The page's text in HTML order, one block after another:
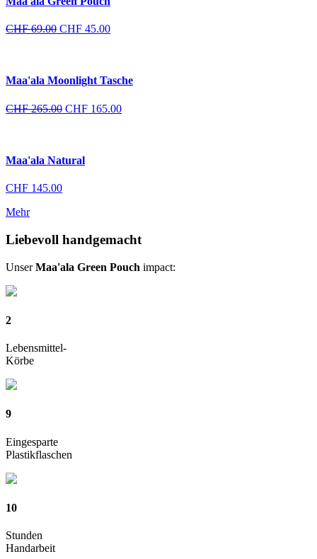
CHF69.00 Ursprünglicher
CHF 45.00Aktueller
Maa'ala Moonlight Tasche
CHF265.00 Ursprünglicher
CHF 165.00Aktueller
Maa'ala Natural
CHF 145.00
Mehr
Liebevoll handgemacht
UnserMaa'ala Green Pouch impact:
2
Lebensmittel-
Körbe
9
Eingesparte
Plastikflaschen
10
Stunden
Handarbeit